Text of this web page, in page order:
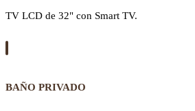
TV LCD de 32" con Smart TV.
BAÑO PRIVADO